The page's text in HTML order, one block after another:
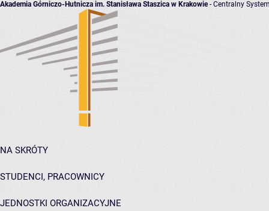
Akademia Górniczo-Hutnicza im. Stanisława Staszica w Krakowie- Centralny
NA SKRÓTY
STUDENCI, PRACOWNICY
JEDNOSTKI ORGANIZACYJNE